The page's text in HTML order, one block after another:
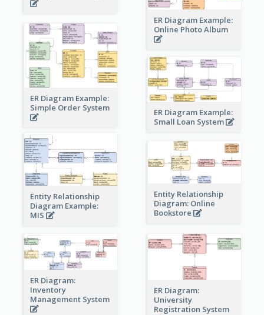
ER Diagram Example:
Online Photo Album
ER Diagram Example:
Simple Order System
ER Diagram Example:
Small Loan System
Entity Relationship
Diagram Example:
MIS
Entity Relationship
Diagram: Online
Bookstore
ER Diagram:
Inventory
Management System
ER Diagram:
University
Registration System